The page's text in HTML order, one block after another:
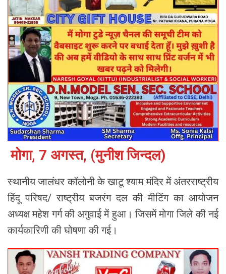
मोगा, 7 अगस्त, (मुनीश जिन्दल)
स्थानीय जालंधर कॉलोनी के खाटू श्याम मंदिर में अंतरराष्ट्रीय
हिंदू परिषद/ राष्ट्रीय बजरंग दल की मीटिंग का आयोजन
अध्यक्ष महेश गर्ग की अगुवाई में हुआ। जिसमें मोगा जिले की नई
कार्यकारिणी की घोषणा की गई।